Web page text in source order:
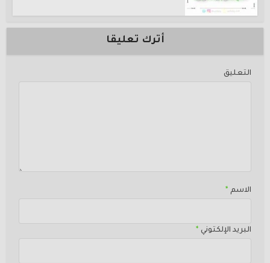
أترك تعليقا
التعليق
الاسم *
البريد الإلكتوني *